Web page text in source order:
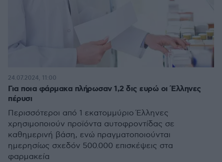
Για ποια φάρμακα πλήρωσαν 1,2 δις ευρώ οι Έλληνες
πέρυσι
Περισσότεροι από 1 εκατομμύριο Έλληνες
χρησιμοποιούν προϊόντα αυτοφροντίδας σε
καθημερινή βάση, ενώ πραγματοποιούνται
ημερησίως σχεδόν 500.000 επισκέψεις στα
φαρμακεία
24.07.2024, 11:00